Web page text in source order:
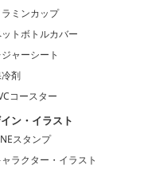
ラミンカップ
トボトルカバー
ャーシート
剤
コースター
ン・イラスト
スタンプ
ラクター・イラスト